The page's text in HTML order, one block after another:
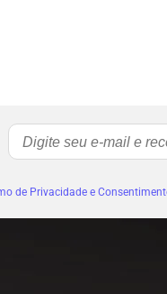
de Privacidade e